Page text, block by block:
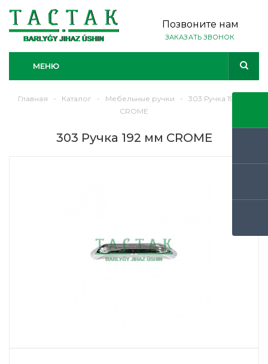
Позвоните нам
ЗАКАЗАТЬ ЗВОНОК
МЕНЮ
Главная - Каталог - Мебельные ручки -
303 Ручка 192 мм
CROME
303 Ручка 192 мм CROME